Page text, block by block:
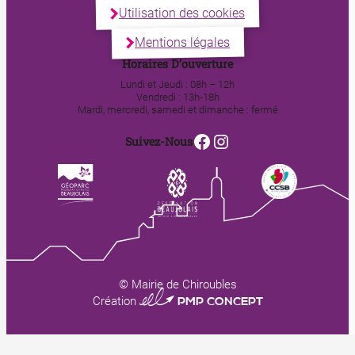
Utilisation des cookies
Mentions légales
Horaires D’ouverture
Lundi et Jeudi : 08h – 12h
Vendredi : 13h-18h
Mardi, mercredi, samedi et dimanche : fermé
Suivez-NousFacebook
Instagram
© Mairie de Chiroubles
Création 0123 PMP CONCEPT